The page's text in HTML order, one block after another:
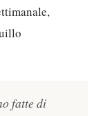
fatte di